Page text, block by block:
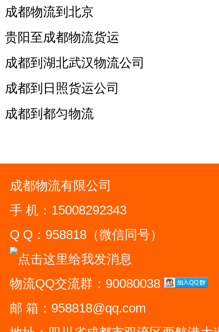
成都物流到北京
贵阳至成都物流货运
成都到湖北武汉物流公司
成都到日照货运公司
成都到都匀物流
成都物流有限公司
手 机：15008292343
Q Q：958818（微信同号）
物流QQ交流群：90080038
邮 箱：958818@qq.com